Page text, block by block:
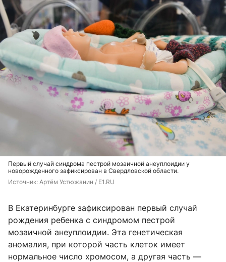
Первый случай синдрома пестрой мозаичной анеуплоидии у
новорожденного зафиксирован в Свердловской области.
Источник: Артём Устюжанин / E1.RU
В Екатеринбурге зафиксирован первый случай
рождения ребенка с синдромом пестрой
мозаичной анеуплоидии. Эта генетическая
аномалия, при которой часть клеток имеет
нормальное число хромосом, а другая часть —